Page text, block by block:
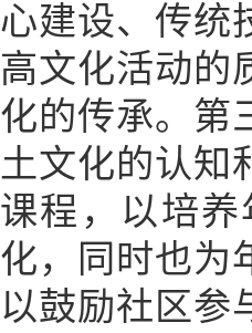
心建设、传统
高文化活动的
化的传承。第
土文化的认知
课程，以培
化，同时也为
以鼓励社区参